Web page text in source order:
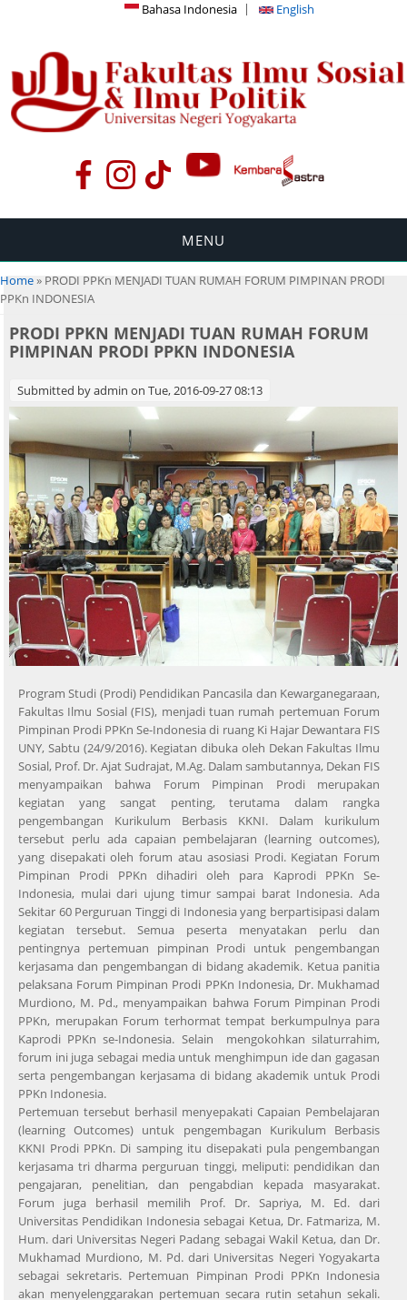
Bahasa Indonesia English
MENU
You are here
Home» PRODI PPKn MENJADI TUAN RUMAH FORUM PIMPINAN PRODI
PPKn INDONESIA
PRODI PPKN MENJADI TUAN RUMAH FORUM
PIMPINAN PRODI PPKN INDONESIA
Submitted byadmin on Tue, 2016-09-27 08:13
Program Studi (Prodi) Pendidikan Pancasila dan Kewarganegaraan,
Fakultas Ilmu Sosial (FIS), menjadi tuan rumah pertemuan Forum
Pimpinan Prodi PPKn Se-Indonesia di ruang Ki Hajar Dewantara FIS
UNY, Sabtu (24/9/2016). Kegiatan dibuka oleh Dekan Fakultas Ilmu
Sosial, Prof. Dr. Ajat Sudrajat, M.Ag. Dalam sambutannya, Dekan FIS
menyampaikan bahwa Forum Pimpinan Prodi merupakan
kegiatan yang sangat penting, terutama dalam rangka
pengembangan Kurikulum Berbasis KKNI. Dalam kurikulum
tersebut perlu ada capaian pembelajaran (learning outcomes),
yang disepakati oleh forum atau asosiasi Prodi. Kegiatan Forum
Pimpinan Prodi PPKn dihadiri oleh para Kaprodi PPKn Se-
Indonesia, mulai dari ujung timur sampai barat Indonesia. Ada
Sekitar 60 Perguruan Tinggi di Indonesia yang berpartisipasi dalam
kegiatan tersebut. Semua peserta menyatakan perlu dan
pentingnya pertemuan pimpinan Prodi untuk pengembangan
kerjasama dan pengembangan di bidang akademik. Ketua panitia
pelaksana Forum Pimpinan Prodi PPKn Indonesia, Dr. Mukhamad
Murdiono, M. Pd., menyampaikan bahwa Forum Pimpinan Prodi
PPKn, merupakan Forum terhormat tempat berkumpulnya para
Kaprodi PPKn se-Indonesia. Selain mengokohkan silaturrahim,
forum ini juga sebagai media untuk menghimpun ide dan gagasan
serta pengembangan kerjasama di bidang akademik untuk Prodi
PPKn Indonesia.
Pertemuan tersebut berhasil menyepakati Capaian Pembelajaran
(learning Outcomes) untuk pengembagan Kurikulum Berbasis
KKNI Prodi PPKn. Di samping itu disepakati pula pengembangan
kerjasama tri dharma perguruan tinggi, meliputi: pendidikan dan
pengajaran, penelitian, dan pengabdian kepada masyarakat.
Forum juga berhasil memilih Prof. Dr. Sapriya, M. Ed. dari
Universitas Pendidikan Indonesia sebagai Ketua, Dr. Fatmariza, M.
Hum. dari Universitas Negeri Padang sebagai Wakil Ketua, dan Dr.
Mukhamad Murdiono, M. Pd. dari Universitas Negeri Yogyakarta
sebagai sekretaris. Pertemuan Pimpinan Prodi PPKn Indonesia
akan menyelenggarakan pertemuan secara rutin setahun sekali.